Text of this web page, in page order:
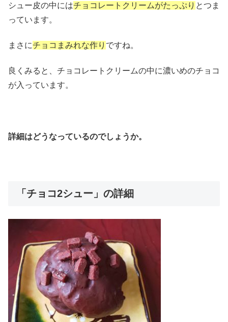
シュー皮の中にはチョコレートクリームがたっぷり とつま
っています。
まさにチョコまみれな作り ですね。
良くみると、チョコレートクリームの中に濃いめのチョコ
が入っています。
詳細はどうなっているのでしょうか。
「チョコ2シュー」の詳細